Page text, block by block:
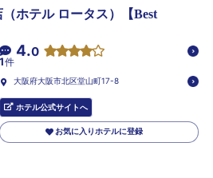
ホテル ロータス）【Best
4.0
1件
大阪府大阪市北区堂山町17-8
ホテル公式サイトへ
お気に入りホテルに登録